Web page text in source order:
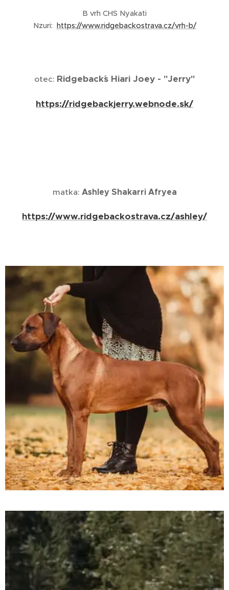
B vrh CHS Nyakati
Nzuri:
https://www.ridgebackostrava.cz/vrh-b/
otec: Ridgeback´s Hiari Joey - "Jerry"
https://ridgebackjerry.webnode.sk/
matka: Ashley Shakarri Afryea
https://www.ridgebackostrava.cz/ashley/